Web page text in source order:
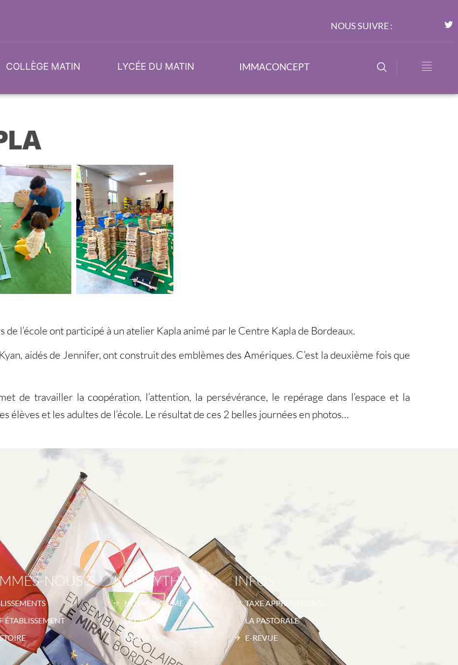
NOUS SUIVRE :
COLLÈGE MATIN LYCÉE DU MATIN IMMACONCEPT
l’école ont participé à un atelier Kapla animé par le Centre Kapla de Bordeaux.
aidés de Jennifer, ont construit des emblèmes des Amériques. C’est la deuxième fois que
de travailler la coopération, l’attention, la persévérance, le repérage dans l’espace et la
élèves et les adultes de l’école. Le résultat de ces 2 belles journées en photos…
NOUS ?
ÉTABLISSEMENT
NOS RYTHMES
NOTRE RYTHME
LE CAP
NOS ULIS
INFOS
TAXE APPRENTISSAGE
LA PASTORALE
E-REVUE